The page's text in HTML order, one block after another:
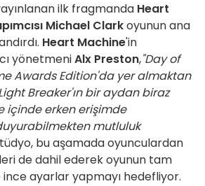
ilk fragmanda Heart
Michael Clarkoyunun ana
Heart Machine'in
yönetmeniAlx Preston,"Day of
Awards Edition'da yer almaktan
Breaker'ın bir aydan biraz
içinde erken erişimde
mutluluk
bu aşamada oyunculardan
de dahil ederek oyunun tam
ayarlar yapmayı hedefliyor.